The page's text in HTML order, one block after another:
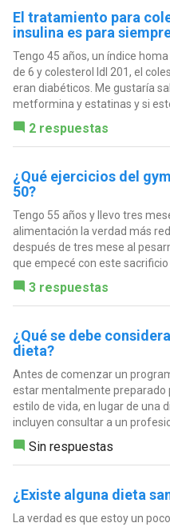
El tratamiento para
insulina es para
Tengo 45 años, un índice
de 6 y colesterol ldl 201, el
eran diabéticos. Me gustaría
metformina y estatinas y si
2 respuestas
¿Qué ejercicios del
50?
Tengo 55 años y llevo tres
alimentación la verdad más
después de tres mese al
que empecé con este sacrificio
3 respuestas
¿Qué se debe
dieta?
Antes de comenzar un
estar mentalmente preparado
estilo de vida, en lugar de una
incluyen consultar a un
Sin respuestas
¿Existe alguna dieta
La verdad es que estoy un